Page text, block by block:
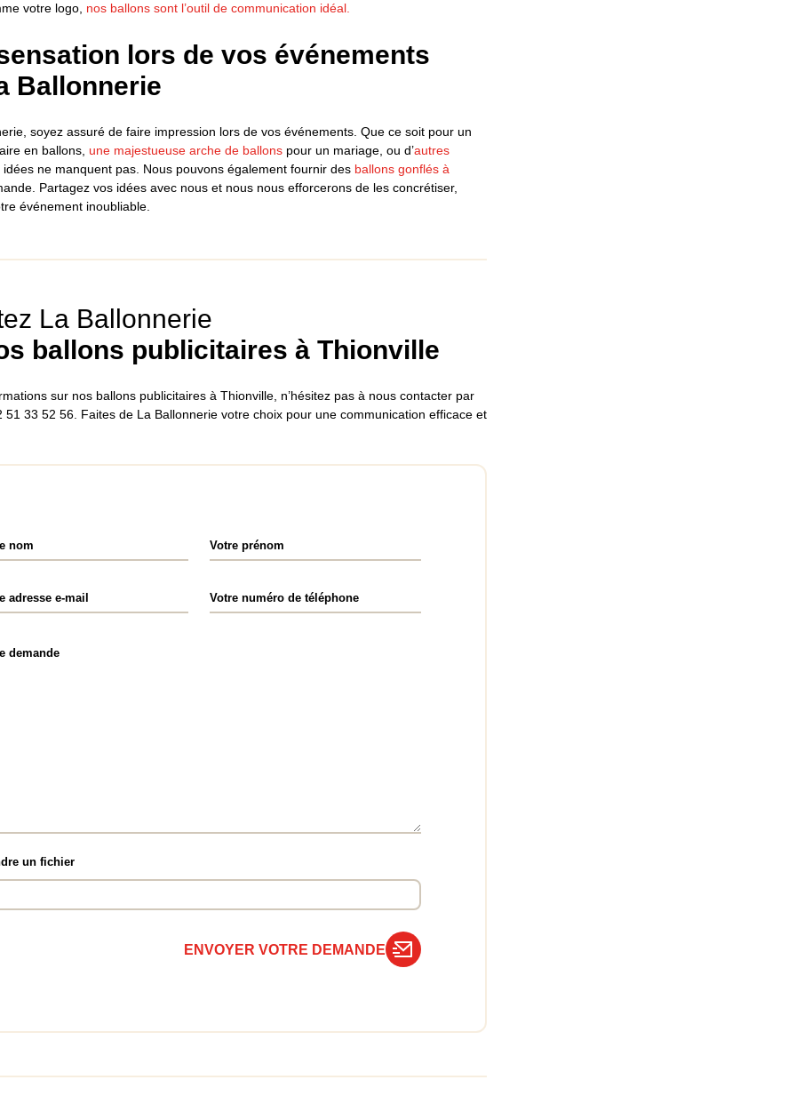
votre logo, nos ballons sont l’outil de communication idéal.
lors de vos événements
Ballonnerie
soyez assuré de faire impression lors de vos événements. Que ce soit pour un
en ballons, une majestueuse arche de ballons pour un mariage, ou d’autres
idées ne manquent pas. Nous pouvons également fournir des ballons gonflés à
Partagez vos idées avec nous et nous nous efforcerons de les concrétiser,
événement inoubliable.
La Ballonnerie
ballons publicitaires à Thionville
sur nos ballons publicitaires à Thionville, n’hésitez pas à nous contacter par
51 33 52 56. Faites de La Ballonnerie votre choix pour une communication efficace et
nom Votre prénom
adresse e-mail Votre numéro de téléphone
demande
un fichier
ENVOYER VOTRE DEMANDE